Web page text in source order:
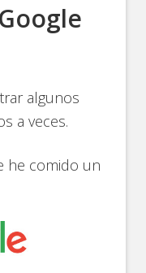
algunos
a veces.
he comido un